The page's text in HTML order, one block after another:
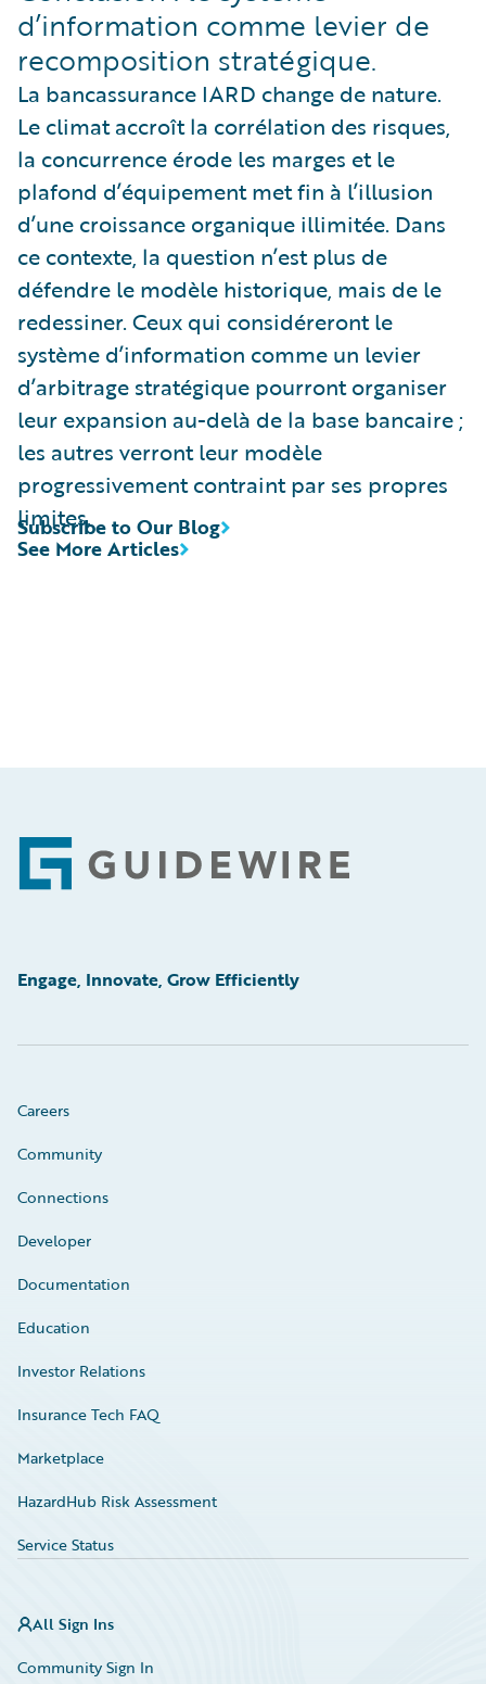
d’information comme levier de
recomposition stratégique.
La bancassurance IARD change de nature.
Le climat accroît la corrélation des risques,
la concurrence érode les marges et le
plafond d’équipement met fin à l’illusion
d’une croissance organique illimitée. Dans
ce contexte, la question n’est plus de
défendre le modèle historique, mais de le
redessiner. Ceux qui considéreront le
système d’information comme un levier
d’arbitrage stratégique pourront organiser
leur expansion au-delà de la base bancaire ;
les autres verront leur modèle
progressivement contraint par ses propres
limites.
See More Articles
Subscribe to Our Blog
Footer
Engage, Innovate, Grow Efficiently
Careers
Community
Connections
Developer
Documentation
Education
Investor Relations
Insurance Tech FAQ
Marketplace
HazardHub Risk Assessment
Service Status
All Sign Ins
Community Sign In